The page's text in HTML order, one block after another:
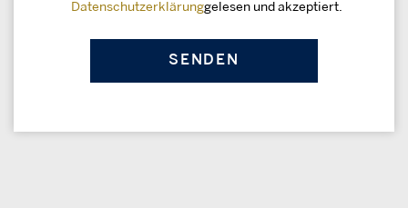
Datenschutzerklärunggelesen und akzeptiert.